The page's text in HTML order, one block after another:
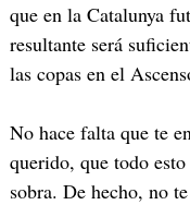
que en la Catalunya
resultante será
las copas en el
No hace falta que te
querido, que todo
sobra. De hecho, no